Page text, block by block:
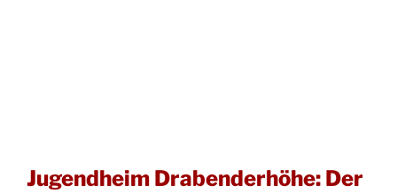
Jugendheim Drabenderhöhe: Der